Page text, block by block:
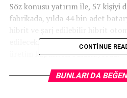
Söz konusu yatırım ile, 57 kişiyi
fabrikada, yılda 44 bin adet
edilecek. Fabrikanın hali hazırda
üretim kapasitesi bulunuyordu.
Proje bazlı devlet yardımı
CONTINUE
BUNLARI DA